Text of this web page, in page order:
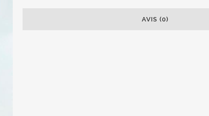
AVIS (0)